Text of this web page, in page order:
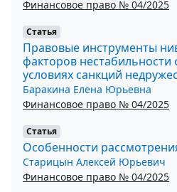
Финансовое право № 04/2025
Статья
Правовые инструменты
факторов
условиях санкций
Баракина Елена Юрьевна
Финансовое право № 04/2025
Статья
Особенности
Старицын Алексей Юрьевич
Финансовое право № 04/2025